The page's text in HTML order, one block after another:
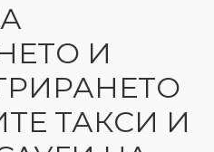
И
ТАКСИ И